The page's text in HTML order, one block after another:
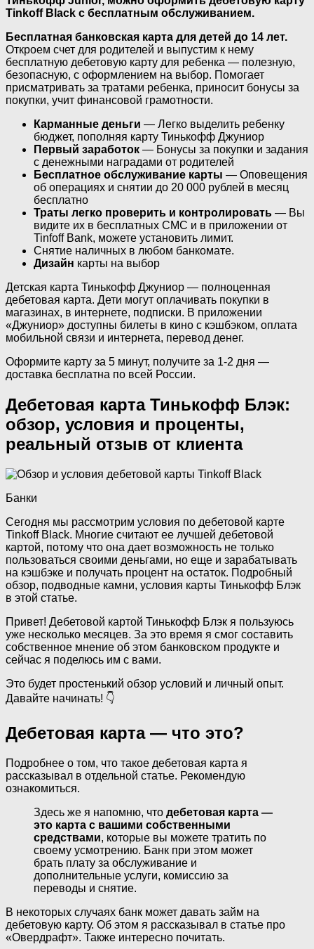
Tinkoff Black с бесплатным обслуживанием.
Бесплатная банковская карта для детей до 14 лет.
Откроем счет для родителей и выпустим к нему
бесплатную дебетовую карту для ребенка — полезную,
безопасную, с оформлением на выбор. Помогает
присматривать за тратами ребенка, приносит бонусы за
покупки, учит финансовой грамотности.
Карманные деньги — Легко выделить ребенку
бюджет, пополняя карту Тинькофф Джуниор
Первый заработок — Бонусы за покупки и задания
с денежными наградами от родителей
Бесплатное обслуживание карты — Оповещения
об операциях и снятии до 20 000 рублей в месяц
бесплатно
Траты легко проверить и контролировать — Вы
видите их в бесплатных СМС и в приложении от
Tinfoff Bank, можете установить лимит.
Снятие наличных в любом банкомате.
Дизайн карты на выбор
Детская карта Тинькофф Джуниор — полноценная
дебетовая карта. Дети могут оплачивать покупки в
магазинах, в интернете, подписки. В приложении
«Джуниор» доступны билеты в кино с кэшбэком, оплата
мобильной связи и интернета, перевод денег.
Оформите карту за 5 минут, получите за 1-2 дня —
доставка бесплатна по всей России.
Дебетовая карта Тинькофф Блэк:
обзор, условия и проценты,
реальный отзыв от клиента
Банки
Сегодня мы рассмотрим условия по дебетовой карте
Tinkoff Black. Многие считают ее лучшей дебетовой
картой, потому что она дает возможность не только
пользоваться своими деньгами, но еще и зарабатывать
на кэшбэке и получать процент на остаток. Подробный
обзор, подводные камни, условия карты Тинькофф Блэк
в этой статье.
Привет! Дебетовой картой Тинькофф Блэк я пользуюсь
уже несколько месяцев. За это время я смог составить
собственное мнение об этом банковском продукте и
сейчас я поделюсь им с вами.
Это будет простенький обзор условий и личный опыт.
Давайте начинать! 👇
Дебетовая карта — что это?
Подробнее о том, что такое дебетовая карта я
рассказывал в отдельной статье. Рекомендую
ознакомиться.
Здесь же я напомню, что дебетовая карта —
это карта с вашими собственными
средствами, которые вы можете тратить по
своему усмотрению. Банк при этом может
брать плату за обслуживание и
дополнительные услуги, комиссию за
переводы и снятие.
В некоторых случаях банк может давать займ на
дебетовую карту. Об этом я рассказывал в статье про
«Овердрафт». Также интересно почитать.